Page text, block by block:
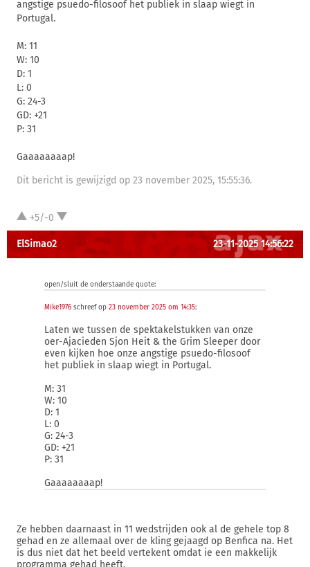
angstige psuedo-filosoof het publiek in slaap wiegt in
Portugal.
M: 11
W: 10
D: 1
L: 0
G: 24-3
GD: +21
P: 31
Gaaaaaaaap!
Dit bericht is gewijzigd op 23 november 2025, 15:55:36.
+5/-0
ElSimao2 23-11-2025 14:56:22
open/sluit de onderstaande quote:
Mike1976 schreef op 23 november 2025 om 14:35:
Laten we tussen de spektakelstukken van onze
oer-Ajacieden Sjon Heit & the Grim Sleeper door
even kijken hoe onze angstige psuedo-filosoof
het publiek in slaap wiegt in Portugal.
M: 31
W: 10
D: 1
L: 0
G: 24-3
GD: +21
P: 31
Gaaaaaaaap!
Ze hebben daarnaast in 11 wedstrijden ook al de gehele top 8
gehad en ze allemaal over de kling gejaagd op Benfica na. Het
is dus niet dat het beeld vertekent omdat ie een makkelijk
programma gehad heeft.